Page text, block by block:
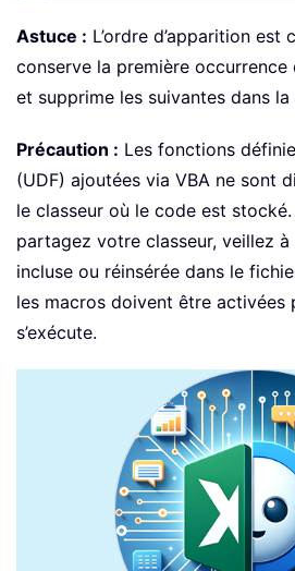
Astuce : L’ordre d’apparition
conserve la première
et supprime les suivantes dans la
Précaution : Les fonctions
(UDF) ajoutées via VBA ne sont
le classeur où le code est
partagez votre classeur, veillez
incluse ou réinsérée dans le
les macros doivent être activées
s’exécute.